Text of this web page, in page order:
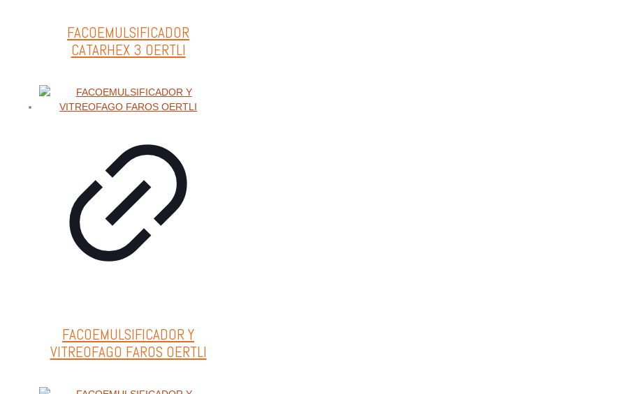
FACOEMULSIFICADOR
CATARHEX 3 OERTLI
FACOEMULSIFICADOR Y
VITREOFAGO FAROS OERTLI